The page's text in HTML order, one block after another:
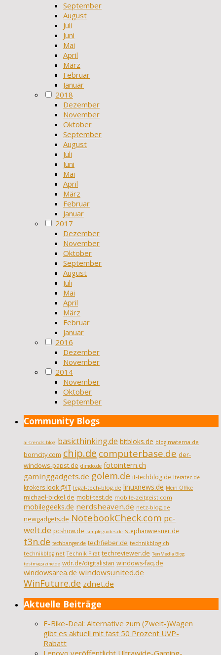
September
August
Juli
Juni
Mai
April
März
Februar
Januar
2018
Dezember
November
Oktober
September
August
Juli
Juni
Mai
April
März
Februar
Januar
2017
Dezember
November
Oktober
September
August
Juli
Mai
April
März
Februar
Januar
2016
Dezember
November
2014
November
Oktober
September
Community Blogs
ai-trends.blog basicthinking.de bitbloks.de blog.materna.de
borncity.com chip.de computerbase.de der-
windows-papst.de dimdo.de fotointern.ch
gaminggadgets.de golem.de it-techblog.de iteratec.de
krokers look @IT legal-tech-blog.de linuxnews.de Mein Office
michael-bickel.de mobi-test.de mobile-zeitgeist.com
mobilegeeks.de nerdsheaven.de netz-blog.de
newgadgets.de NotebookCheck.com pc-
welt.de pcshow.de simpleguides.de stephanwiesner.de
t3n.de techbanger.de techfieber.de technikblog.ch
technikblog.net Technik Pirat techreviewer.de TenMedia Blog
testmagazine.de wdr.de/digitalistan windows-faq.de
windowsarea.de windowsunited.de
WinFuture.de zdnet.de
Aktuelle Beiträge
E-Bike-Deal: Alternative zum (Zweit-)Wagen
gibt es aktuell mit fast 50 Prozent UVP-
Rabatt